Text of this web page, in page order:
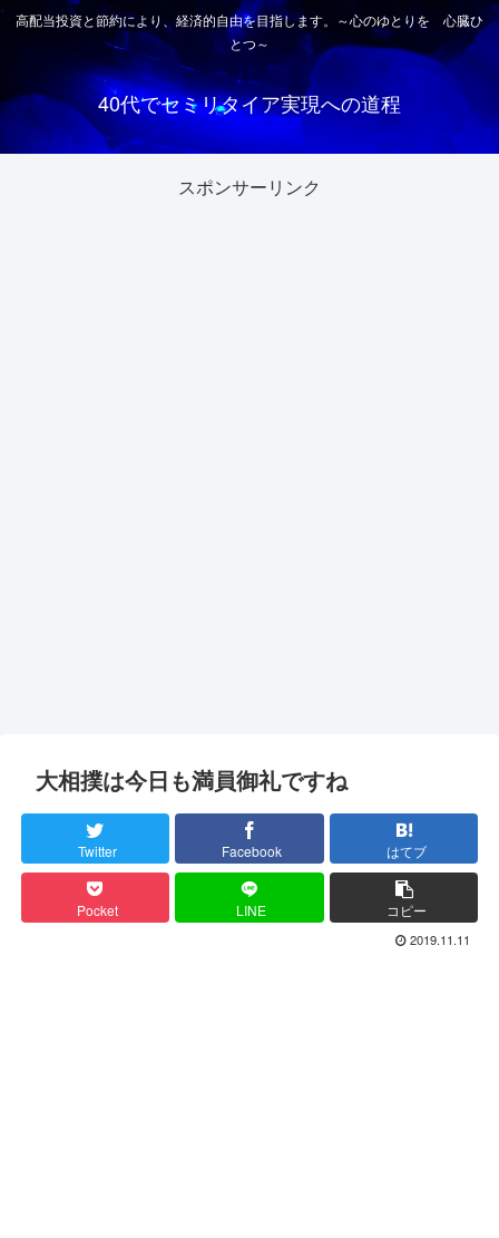
高配当投資と節約により、経済的自由を目指します。～心のゆとりを 心臓ひ
とつ～
40代でセミリタイア実現への道程
スポンサーリンク
大相撲は今日も満員御礼ですね
Twitter Facebook はてブ
Pocket LINE コピー
2019.11.11